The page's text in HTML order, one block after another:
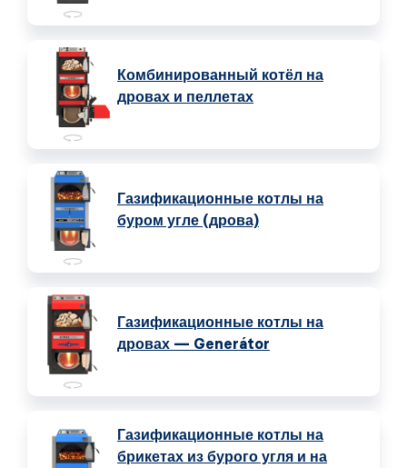
Комбинированный котёл на
дровах и пеллетах
Газификационные котлы на
буром угле (дрова)
Газификационные котлы на
дровах — Generátor
Газификационные котлы на
брикетах из бурого угля и на